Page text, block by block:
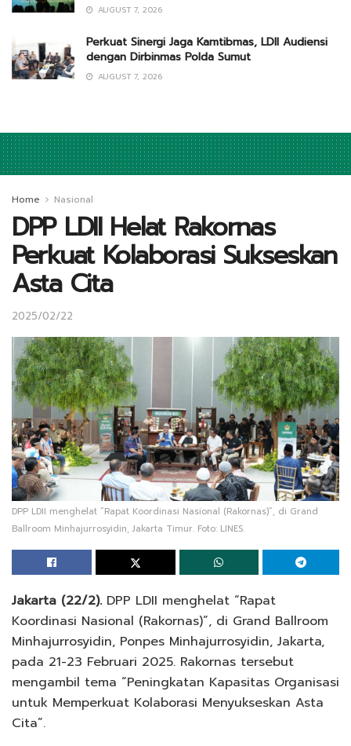
AUGUST 7, 2026
Perkuat Sinergi Jaga Kamtibmas, LDII Audiensi
dengan Dirbinmas Polda Sumut
AUGUST 7, 2026
Home Nasional
DPP LDII Helat Rakornas
Perkuat Kolaborasi Sukseskan
Asta Cita
2025/02/22
DPP LDII menghelat “Rapat Koordinasi Nasional (Rakornas)”, di Grand
Ballroom Minhajurrosyidin, Jakarta Timur. Foto: LINES.
Jakarta (22/2).DPP LDII menghelat “Rapat
Koordinasi Nasional (Rakornas)”, di Grand Ballroom
Minhajurrosyidin, Ponpes Minhajurrosyidin, Jakarta,
pada 21-23 Februari 2025. Rakornas tersebut
mengambil tema “Peningkatan Kapasitas Organisasi
untuk Memperkuat Kolaborasi Menyukseskan Asta
Cita”.